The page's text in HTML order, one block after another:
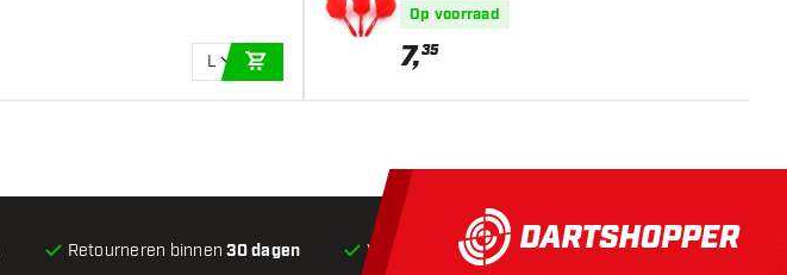
L
Op voorraad
7,35
Retourneren binnen30 dagen Voor 22:00 besteld,vandaag verstuurd*